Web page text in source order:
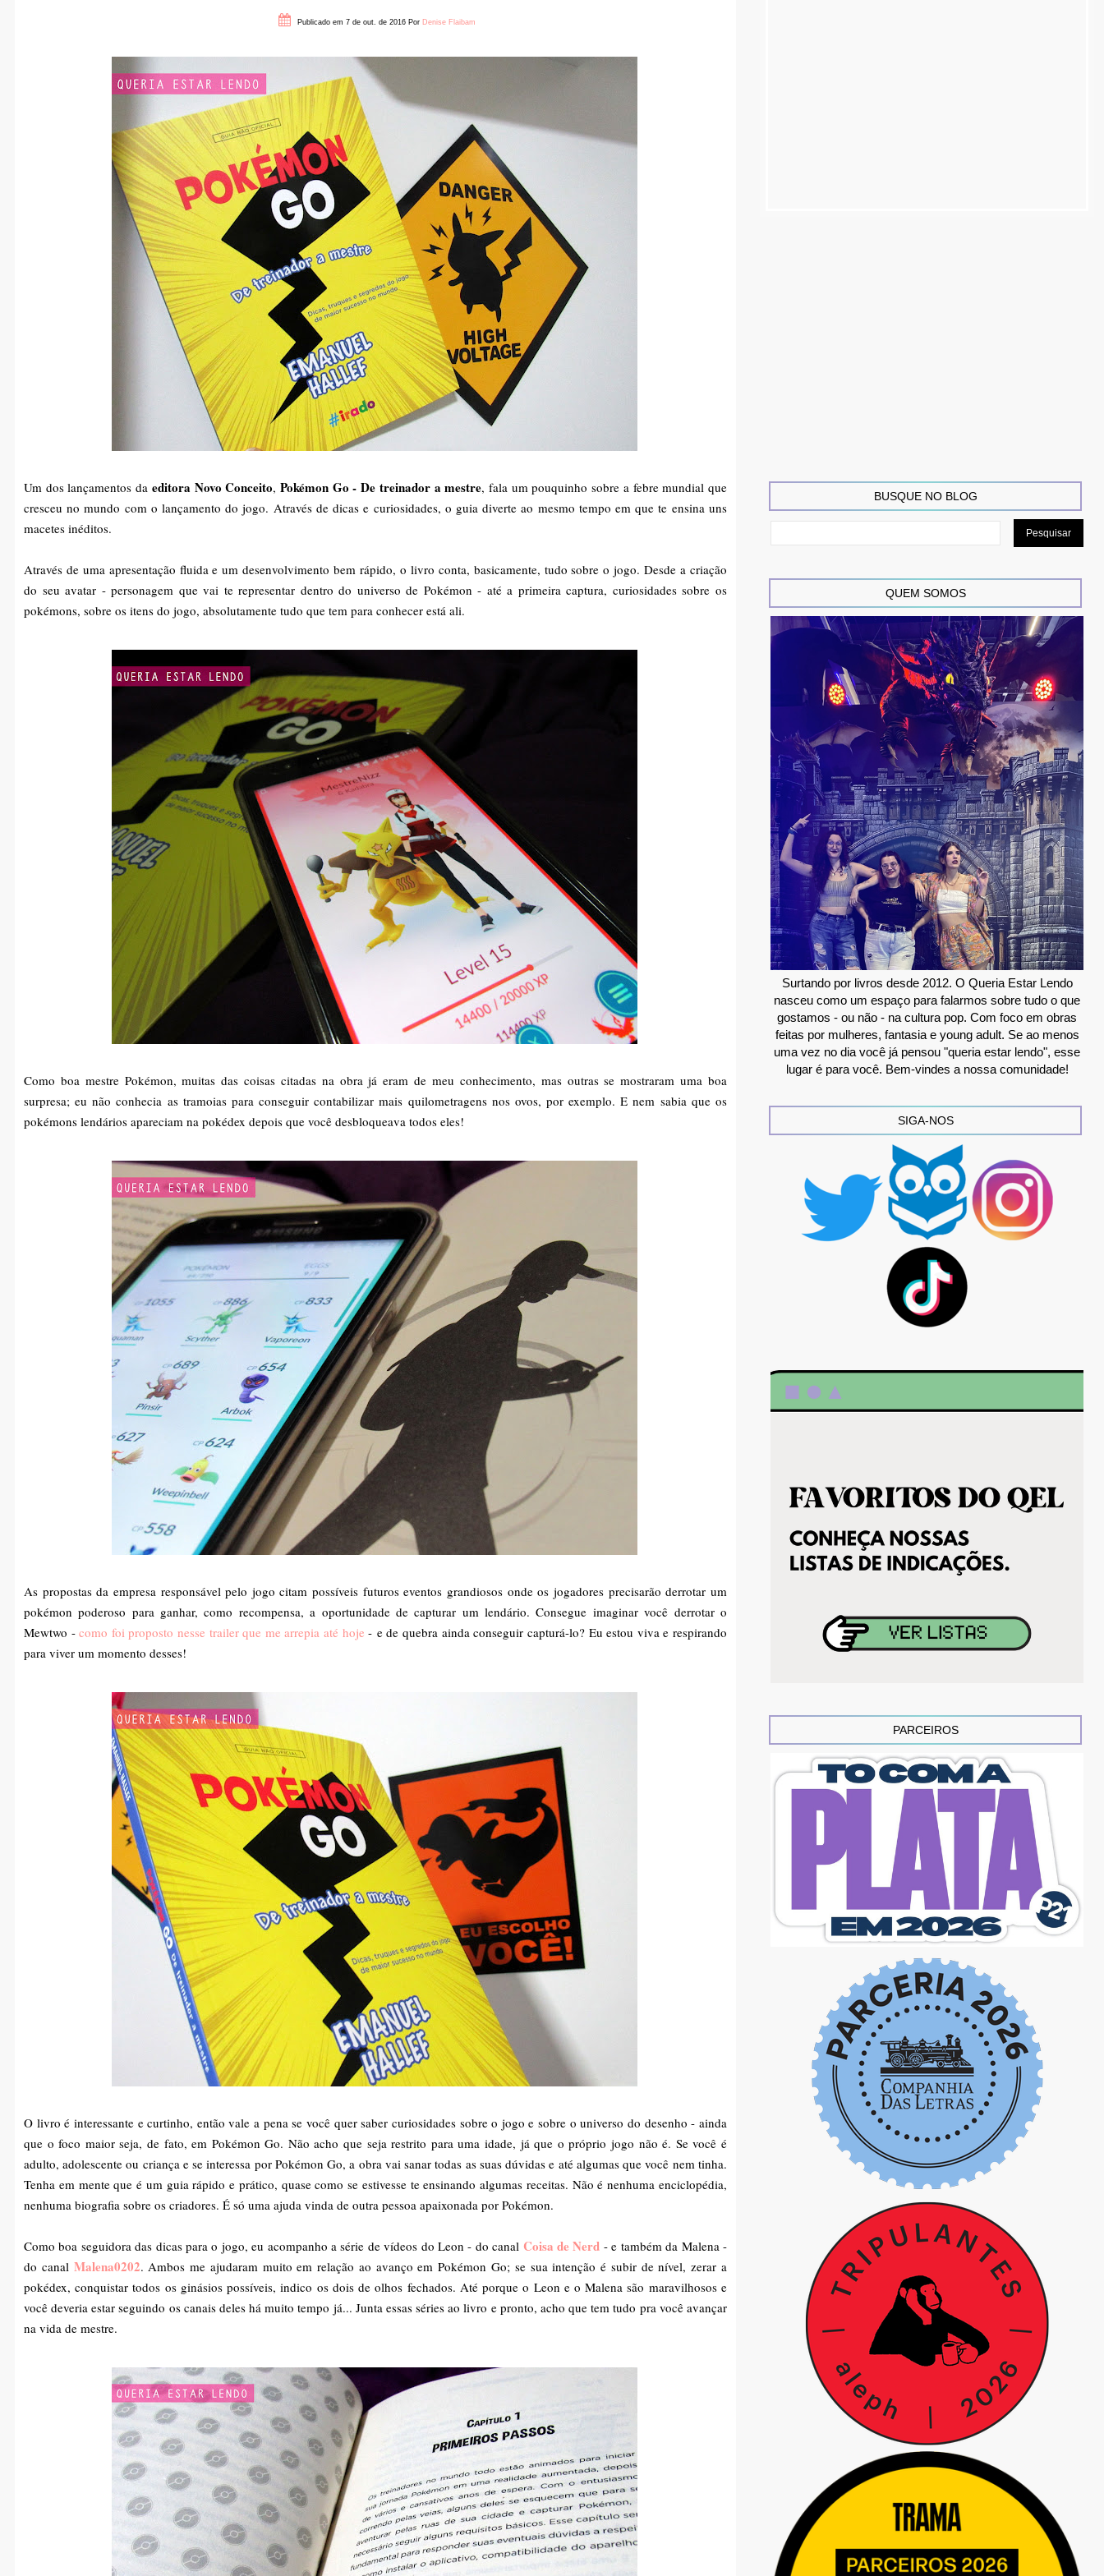
Publicado em 7 de out. de 2016 Por Denise Flaibam
Um dos lançamentos da editora Novo Conceito, Pokémon Go - De treinador a mestre, fala um pouquinho sobre a febre mundial que
cresceu no mundo com o lançamento do jogo. Através de dicas e curiosidades, o guia diverte ao mesmo tempo em que te ensina uns
macetes inéditos.
Através de uma apresentação fluida e um desenvolvimento bem rápido, o livro conta, basicamente, tudo sobre o jogo. Desde a criação
do seu avatar - personagem que vai te representar dentro do universo de Pokémon - até a primeira captura, curiosidades sobre os
pokémons, sobre os itens do jogo, absolutamente tudo que tem para conhecer está ali.
Como boa mestre Pokémon, muitas das coisas citadas na obra já eram de meu conhecimento, mas outras se mostraram uma boa
surpresa; eu não conhecia as tramoias para conseguir contabilizar mais quilometragens nos ovos, por exemplo. E nem sabia que os
pokémons lendários apareciam na pokédex depois que você desbloqueava todos eles!
As propostas da empresa responsável pelo jogo citam possíveis futuros eventos grandiosos onde os jogadores precisarão derrotar um
pokémon poderoso para ganhar, como recompensa, a oportunidade de capturar um lendário. Consegue imaginar você derrotar o
Mewtwo -como foi proposto nesse trailer que me arrepia até hoje - e de quebra ainda conseguir capturá-lo? Eu estou viva e respirando
para viver um momento desses!
O livro é interessante e curtinho, então vale a pena se você quer saber curiosidades sobre o jogo e sobre o universo do desenho - ainda
que o foco maior seja, de fato, em Pokémon Go. Não acho que seja restrito para uma idade, já que o próprio jogo não é. Se você é
adulto, adolescente ou criança e se interessa por Pokémon Go, a obra vai sanar todas as suas dúvidas e até algumas que você nem tinha.
Tenha em mente que é um guia rápido e prático, quase como se estivesse te ensinando algumas receitas. Não é nenhuma enciclopédia,
nenhuma biografia sobre os criadores. É só uma ajuda vinda de outra pessoa apaixonada por Pokémon.
Como boa seguidora das dicas para o jogo, eu acompanho a série de vídeos do Leon - do canal Coisa de Nerd - e também da Malena -
do canal Malena0202. Ambos me ajudaram muito em relação ao avanço em Pokémon Go; se sua intenção é subir de nível, zerar a
pokédex, conquistar todos os ginásios possíveis, indico os dois de olhos fechados. Até porque o Leon e o Malena são maravilhosos e
você deveria estar seguindo os canais deles há muito tempo já... Junta essas séries ao livro e pronto, acho que tem tudo pra você avançar
na vida de mestre.
BUSQUE NO BLOG
QUEM SOMOS
Surtando por livros desde 2012. O Queria Estar Lendo
nasceu como um espaço para falarmos sobre tudo o que
gostamos - ou não - na cultura pop. Com foco em obras
feitas por mulheres, fantasia e young adult. Se ao menos
uma vez no dia você já pensou "queria estar lendo", esse
lugar é para você. Bem-vindes a nossa comunidade!
SIGA-NOS
PARCEIROS